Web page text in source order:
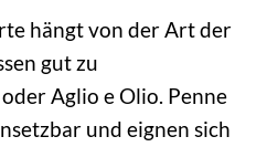
hängt von der Art der
gut zu
Aglio e Olio. Penne
und eignen sich